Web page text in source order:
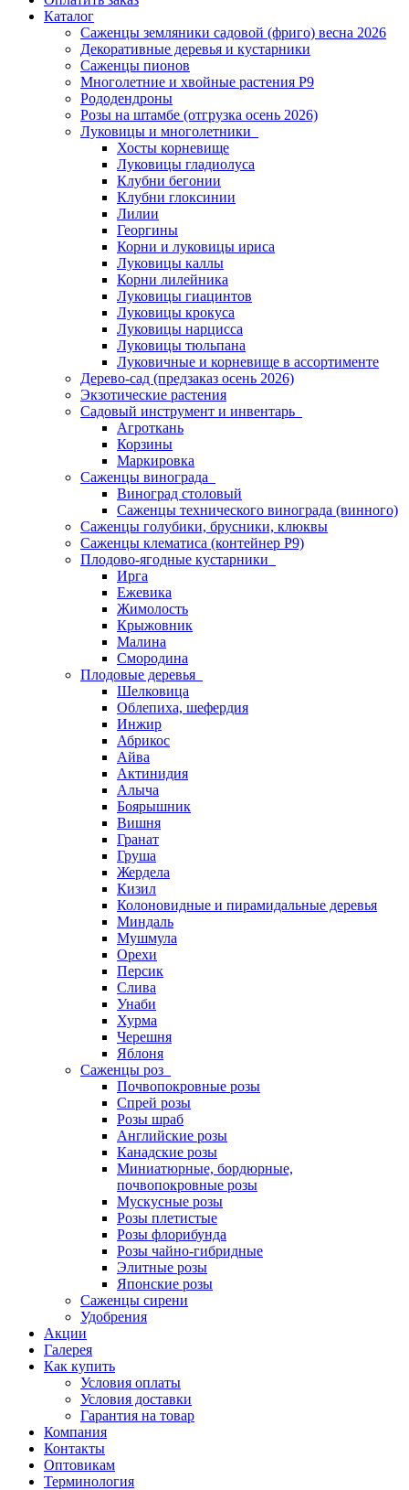
Каталог
Саженцы земляники садовой (фриго) весна 2026
Декоративные деревья и кустарники
Саженцы пионов
Многолетние и хвойные растения Р9
Рододендроны
Розы на штамбе (отгрузка осень 2026)
Луковицы и многолетники
Хосты корневище
Луковицы гладиолуса
Клубни бегонии
Клубни глоксинии
Лилии
Георгины
Корни и луковицы ириса
Луковицы каллы
Корни лилейника
Луковицы гиацинтов
Луковицы крокуса
Луковицы нарцисса
Луковицы тюльпана
Луковичные и корневище в ассортименте
Дерево-сад (предзаказ осень 2026)
Экзотические растения
Садовый инструмент и инвентарь
Агроткань
Корзины
Маркировка
Саженцы винограда
Виноград столовый
Саженцы технического винограда (винного)
Саженцы голубики, брусники, клюквы
Саженцы клематиса (контейнер Р9)
Плодово-ягодные кустарники
Ирга
Ежевика
Жимолость
Крыжовник
Малина
Смородина
Плодовые деревья
Шелковица
Облепиха, шефердия
Инжир
Абрикос
Айва
Актинидия
Алыча
Боярышник
Вишня
Гранат
Груша
Жердела
Кизил
Колоновидные и пирамидальные деревья
Миндаль
Мушмула
Орехи
Персик
Слива
Унаби
Хурма
Черешня
Яблоня
Саженцы роз
Почвопокровные розы
Спрей розы
Розы шраб
Английские розы
Канадские розы
Миниатюрные, бордюрные,
почвопокровные розы
Мускусные розы
Розы плетистые
Розы флорибунда
Розы чайно-гибридные
Элитные розы
Японские розы
Саженцы сирени
Удобрения
Акции
Галерея
Как купить
Условия оплаты
Условия доставки
Гарантия на товар
Компания
Контакты
Оптовикам
Терминология